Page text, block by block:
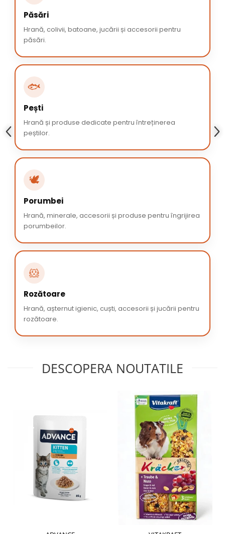
Păsări
Hrană, colivii, batoane, jucării și accesorii pentru
păsări.
🐟
Pești
Hrană și produse dedicate pentru întreținerea
peștilor.
🕊️
Porumbei
Hrană, minerale, accesorii și produse pentru îngrijirea
porumbeilor.
🐹
Rozătoare
Hrană, așternut igienic, cuști, accesorii și jucării pentru
rozătoare.
DESCOPERA NOUTATILE